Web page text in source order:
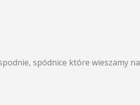
spódnice które wieszamy na